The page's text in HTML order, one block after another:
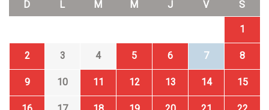
D L M M J V S
1
2 3 4 5 6 7 8
9 10 11 12 13 14 15